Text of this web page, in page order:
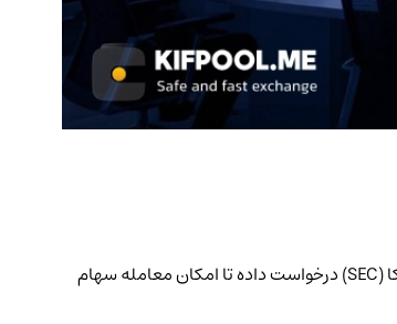
بازارهای مالی آمریکا در آستانه یک تحول تاریخی قرار دارند؛ جایی که نزدک (Nasdaq)، بزرگ‌ترین بورس تکنولوژی جهان، به کمیسیون بورس و اوراق بهادار آمریکا (SEC) درخواست داده تا امکان معامله سهام